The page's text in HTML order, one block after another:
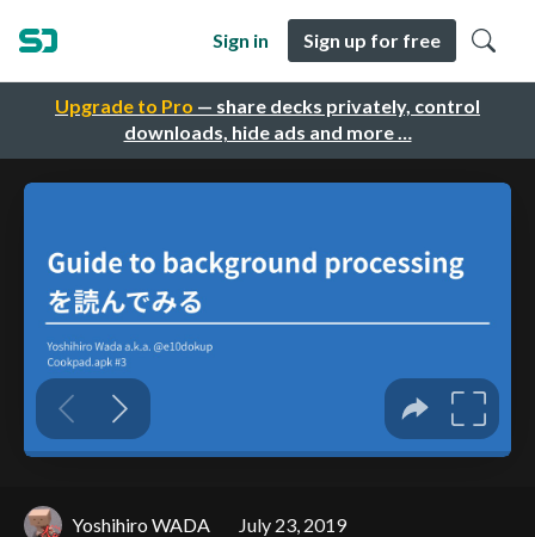
Upgrade to Pro — share decks privately, control
downloads, hide ads and more …
Sign in Sign up for free
Yoshihiro WADA July 23, 2019